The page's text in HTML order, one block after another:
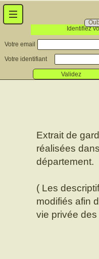
Identifiez
Votre email
Votre identifiant
Validez
Extrait de
réalisées
département.
( Les
modifiés afin
vie privée